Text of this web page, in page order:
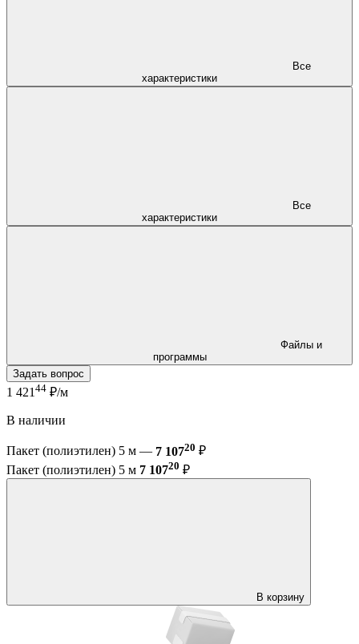
характеристики
характеристики
программы
Задать вопрос
1 421 44 ₽/м
В наличии
Пакет (полиэтилен) 5 м — 7 10720 ₽
Пакет (полиэтилен) 5 м 7 10720 ₽
В корзину